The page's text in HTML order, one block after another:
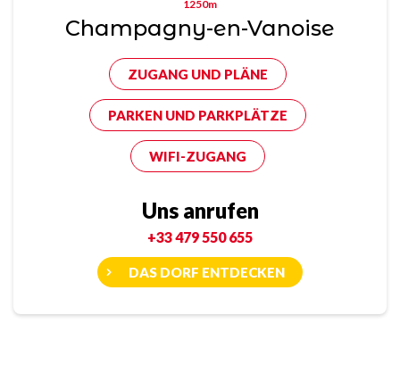
1250m
Champagny-en-Vanoise
ZUGANG UND PLÄNE
PARKEN UND PARKPLÄTZE
WIFI-ZUGANG
Uns anrufen
+33 479 550 655
DAS DORF ENTDECKEN